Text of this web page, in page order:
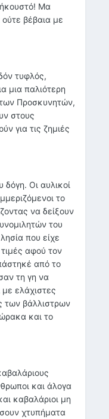
Μα
βέβαια με
τυφλός,
μια παλιότερη
των Προσκυνητών,
στους
για τις ζημιές
Οι αυλικοί
το
να δείξουν
του
που είχε
αφού τον
από το
τη γη να
ελάχιστες
των βάλλιστρων
και το
και άλογα
καβαλάριοι μη
χτυπήματα